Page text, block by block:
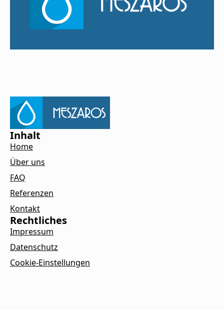
Inhalt
Home
Über uns
FAQ
Referenzen
Kontakt
Rechtliches
Impressum
Datenschutz
Cookie-Einstellungen